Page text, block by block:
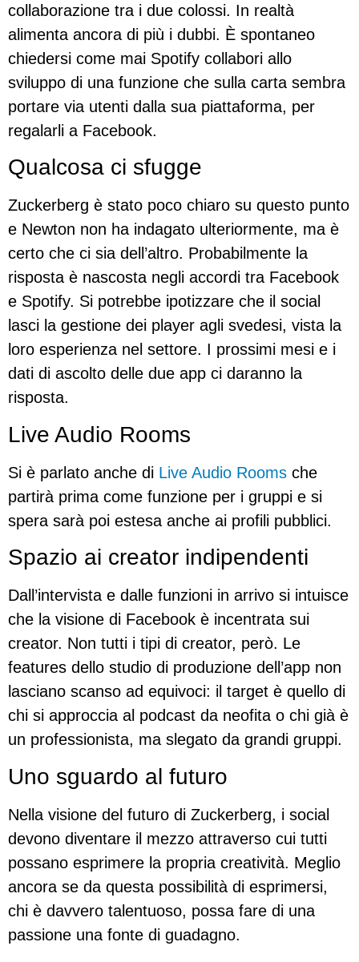
collaborazione tra i due colossi. In realtà
alimenta ancora di più i dubbi. È spontaneo
chiedersi come mai Spotify collabori allo
sviluppo di una funzione che sulla carta sembra
portare via utenti dalla sua piattaforma, per
regalarli a Facebook.
Qualcosa ci sfugge
Zuckerberg è stato poco chiaro su questo punto
e Newton non ha indagato ulteriormente, ma è
certo che ci sia dell’altro. Probabilmente la
risposta è nascosta negli accordi tra Facebook
e Spotify. Si potrebbe ipotizzare che il social
lasci la gestione dei player agli svedesi, vista la
loro esperienza nel settore. I prossimi mesi e i
dati di ascolto delle due app ci daranno la
risposta.
Live Audio Rooms
Si è parlato anche di Live Audio Rooms che
partirà prima come funzione per i gruppi e si
spera sarà poi estesa anche ai profili pubblici.
Spazio ai creator indipendenti
Dall’intervista e dalle funzioni in arrivo si intuisce
che la visione di Facebook è incentrata sui
creator. Non tutti i tipi di creator, però. Le
features dello studio di produzione dell’app non
lasciano scanso ad equivoci: il target è quello di
chi si approccia al podcast da neofita o chi già è
un professionista, ma slegato da grandi gruppi.
Uno sguardo al futuro
Nella visione del futuro di Zuckerberg, i social
devono diventare il mezzo attraverso cui tutti
possano esprimere la propria creatività. Meglio
ancora se da questa possibilità di esprimersi,
chi è davvero talentuoso, possa fare di una
passione una fonte di guadagno.